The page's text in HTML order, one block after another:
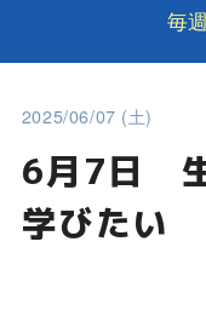
毎
2025/06/07 (土)
6月7日
学びたい